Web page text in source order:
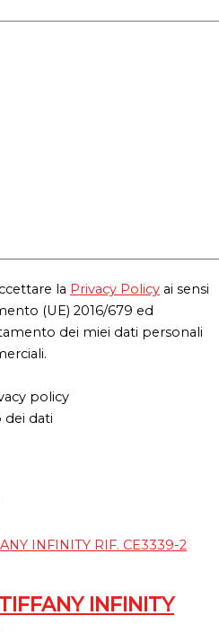
la Privacy Policy ai sensi
(UE) 2016/679 ed
dei miei dati personali
policy
dei dati
INFINITY